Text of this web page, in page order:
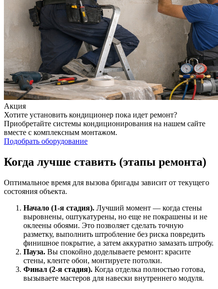
Акция
Хотите установить кондиционер пока идет ремонт?
Приобретайте системы кондиционирования на нашем сайте
вместе с комплексным монтажом.
Подобрать оборудование
Когда лучше ставить (этапы ремонта)
Оптимальное время для вызова бригады зависит от текущего
состояния объекта.
Начало (1-я стадия). Лучший момент — когда стены
выровнены, оштукатурены, но еще не покрашены и не
оклеены обоями. Это позволяет сделать точную
разметку, выполнить штробление без риска повредить
финишное покрытие, а затем аккуратно замазать штробу.
Пауза. Вы спокойно доделываете ремонт: красите
стены, клеите обои, монтируете потолки.
Финал (2-я стадия). Когда отделка полностью готова,
вызываете мастеров для навески внутреннего модуля.